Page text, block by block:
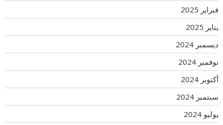
فبراير 2025
يناير 2025
ديسمبر 2024
نوفمبر 2024
أكتوبر 2024
سبتمبر 2024
يوليو 2024